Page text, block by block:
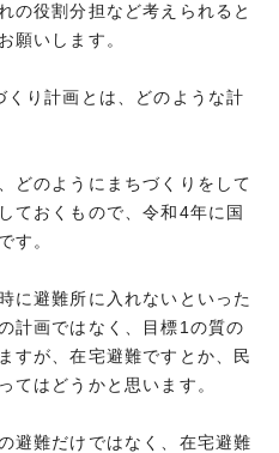
の役割分担など考えられると
願いします。
り計画とは、どのような計
どのようにまちづくりをして
ておくもので、令和4年に国
す。
に避難所に入れないといった
計画ではなく、目標1の質の
すが、在宅避難ですとか、民
てはどうかと思います。
避難だけではなく、在宅避難